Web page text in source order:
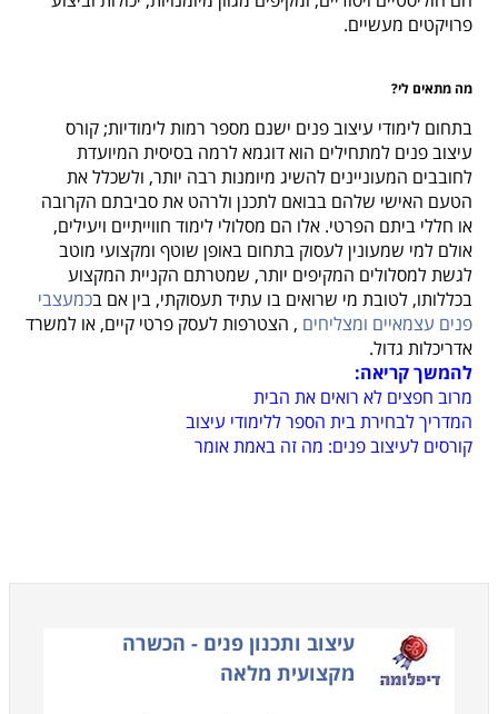
פרויקטים מעשיים.
מה מתאים לי?
בתחום לימודי עיצוב פנים ישנם מספר רמות לימודיות; קורס
עיצוב פנים למתחילים הוא דוגמא לרמה בסיסית המיועדת
לחובבים המעוניינים להשיג מיומנות רבה יותר, ולשכלל את
הטעם האישי שלהם בבואם לתכנן ולרהט את סביבתם הקרובה
או חללי ביתם הפרטי. אלו הם מסלולי לימוד חווייתיים ויעילים,
אולם למי שמעונין לעסוק בתחום באופן שוטף ומקצועי מוטב
לגשת למסלולים המקיפים יותר, שמטרתם הקניית המקצוע
בכללותו, לטובת מי שרואים בו עתיד תעסוקתי, בין אם בכמעצבי
פנים עצמאיים ומצליחים , הצטרפות לעסק פרטי קיים, או למשרד
אדריכלות גדול.
להמשך קריאה:
מרוב חפצים לא רואים את הבית
המדריך לבחירת בית הספר ללימודי עיצוב
קורסים לעיצוב פנים: מה זה באמת אומר
עיצוב ותכנון פנים - הכשרה
מקצועית מלאה